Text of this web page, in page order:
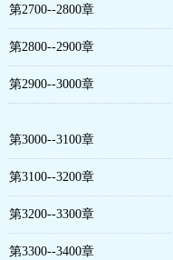
第2700--2800章
第2800--2900章
第2900--3000章
第3000--3100章
第3100--3200章
第3200--3300章
第3300--3400章